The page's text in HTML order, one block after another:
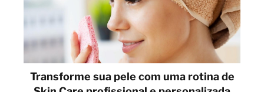
Transforme sua pele com uma rotina de